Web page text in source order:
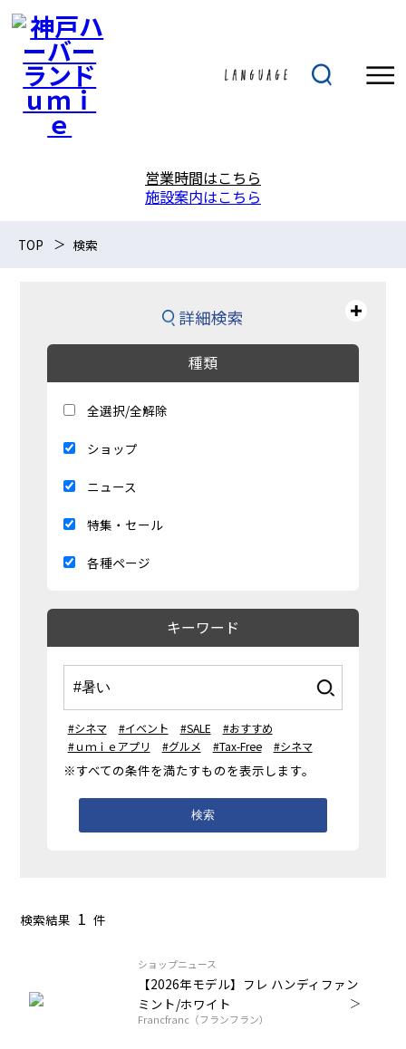
営業時間はこちら
施設案内はこちら
TOP 検索
詳細検索
種類
全選択/全解除
ショップ
ニュース
特集・セール
各種ページ
キーワード
#シネマ #イベント #SALE
#おすすめ
#ｕｍｉｅアプリ
#グルメ #Tax-Free #シネマ
※すべての条件を満たすものを表示します。
検索
検索結果 1 件
ショップニュース
【2026年モデル】フレ ハンディファン
ミント/ホワイト
Francfranc（フランフラン）